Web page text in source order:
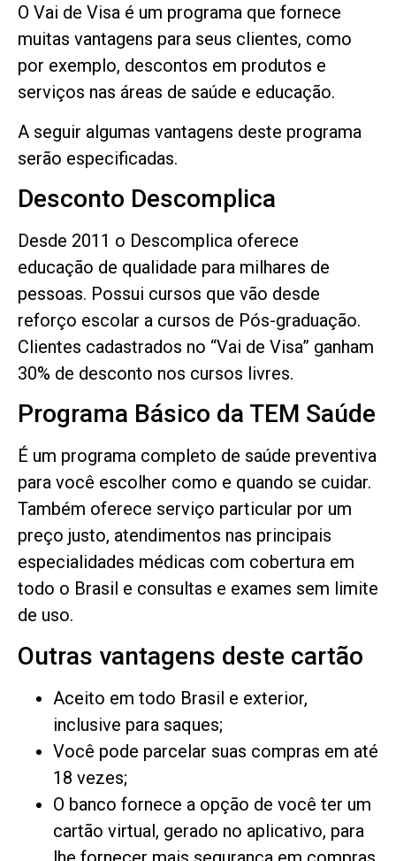
O Vai de Visa é um programa que fornece
muitas vantagens para seus clientes, como
por exemplo, descontos em produtos e
serviços nas áreas de saúde e educação.
A seguir algumas vantagens deste programa
serão especificadas.
Desconto Descomplica
Desde 2011 o Descomplica oferece
educação de qualidade para milhares de
pessoas. Possui cursos que vão desde
reforço escolar a cursos de Pós-graduação.
Clientes cadastrados no “Vai de Visa” ganham
30% de desconto nos cursos livres.
Programa Básico da TEM Saúde
É um programa completo de saúde preventiva
para você escolher como e quando se cuidar.
Também oferece serviço particular por um
preço justo, atendimentos nas principais
especialidades médicas com cobertura em
todo o Brasil e consultas e exames sem limite
de uso.
Outras vantagens deste cartão
Aceito em todo Brasil e exterior,
inclusive para saques;
Você pode parcelar suas compras em até
18 vezes;
O banco fornece a opção de você ter um
cartão virtual, gerado no aplicativo, para